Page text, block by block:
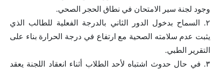
وجود لجنة سير الامتحان في نطاق الحجر الصحي.
٢. السماح بدخول الدور الثاني بالدرجة الفعلية للطالب الذي
يثبت عدم سلامته الصحية مع ارتفاع في درجة الحرارة بناء على
التقرير الطبي.
٣. في حال حدوث اشتباه لأحد الطلاب أثناء انعقاد اللجنة يعقد